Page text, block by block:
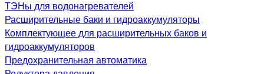
ТЭНы для водонагревателей
Расширительные баки и гидроаккумуляторы
Комплектующее для расширительных баков и
гидроаккумуляторов
Предохранительная автоматика